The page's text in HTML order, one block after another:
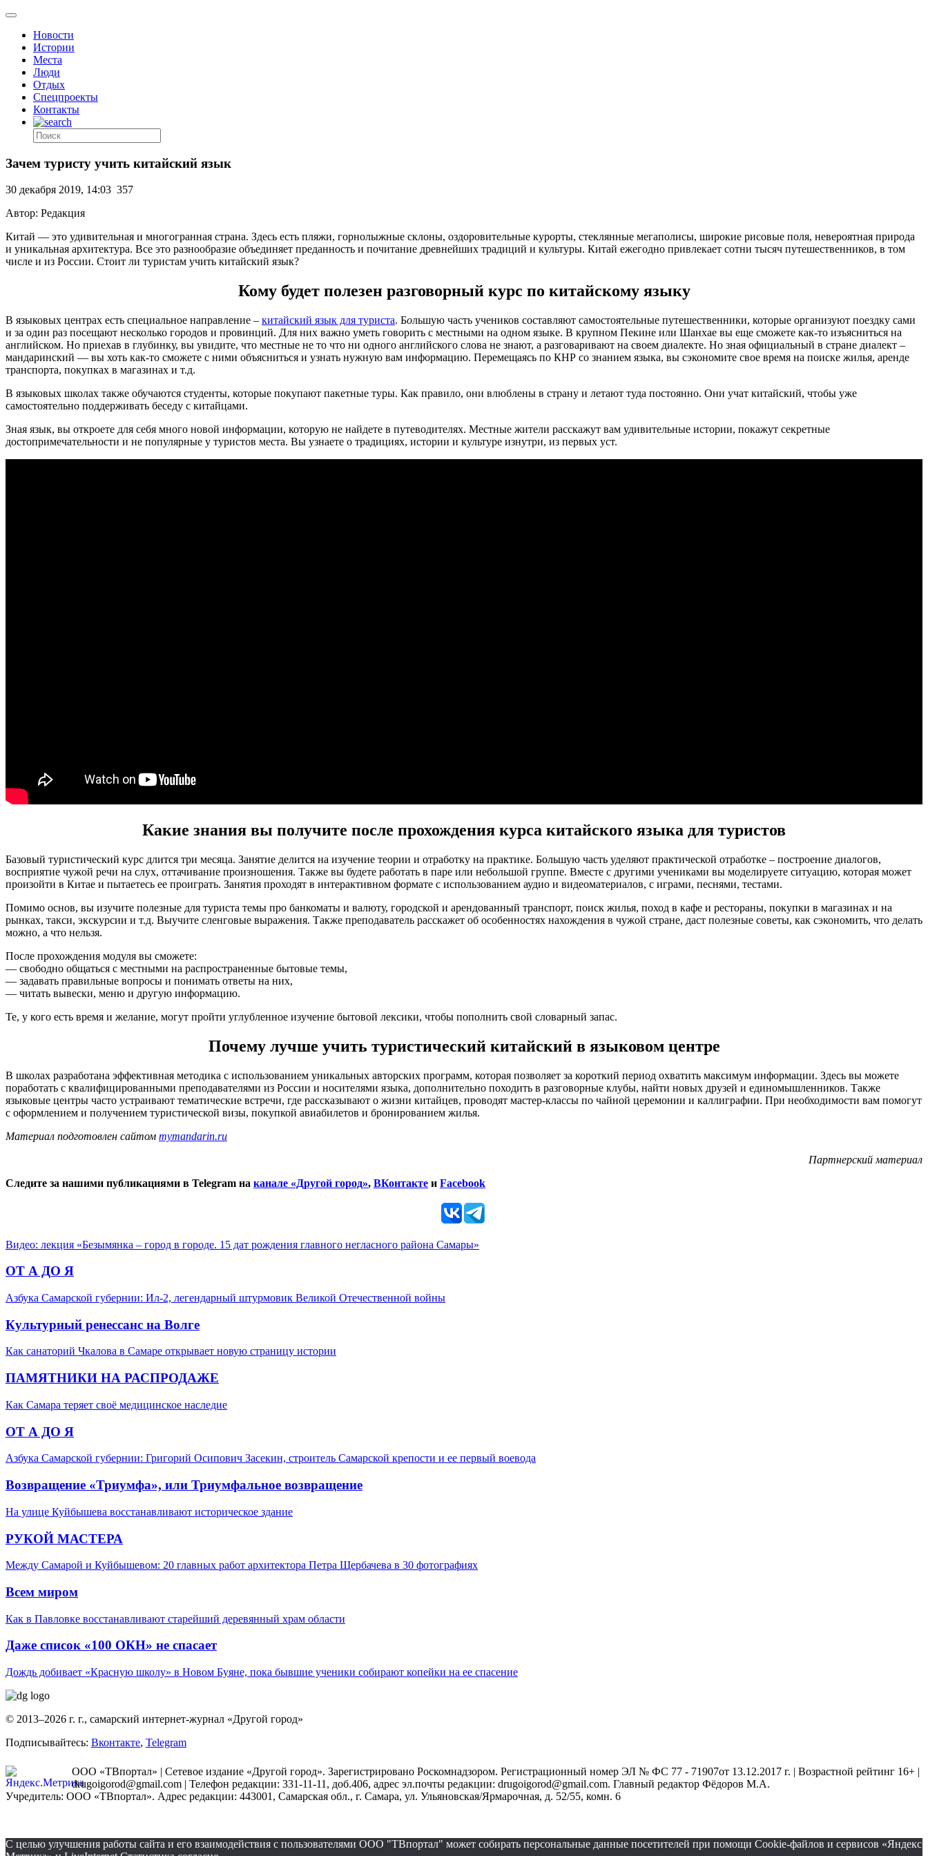
Новости
Истории
Места
Люди
Отдых
Спецпроекты
Контакты
Зачем туристу учить китайский язык
30 декабря 2019, 14:03 357
Автор: Редакция
Китай — это удивительная и многогранная страна. Здесь есть пляжи, горнолыжные склоны, оздоровительные курорты, стеклянные мегаполисы, широкие рисовые поля, невероятная природа
и уникальная архитектура. Все это разнообразие объединяет преданность и почитание древнейших традиций и культуры. Китай ежегодно привлекает сотни тысяч путешественников, в том
числе и из России. Стоит ли туристам учить китайский язык?
Кому будет полезен разговорный курс по китайскому языку
В языковых центрах есть специальное направление – китайский язык для туриста. Большую часть учеников составляют самостоятельные путешественники, которые организуют поездку сами
и за один раз посещают несколько городов и провинций. Для них важно уметь говорить с местными на одном языке. В крупном Пекине или Шанхае вы еще сможете как-то изъясниться на
английском. Но приехав в глубинку, вы увидите, что местные не то что ни одного английского слова не знают, а разговаривают на своем диалекте. Но зная официальный в стране диалект –
мандаринский — вы хоть как-то сможете с ними объясниться и узнать нужную вам информацию. Перемещаясь по КНР со знанием языка, вы сэкономите свое время на поиске жилья, аренде
транспорта, покупках в магазинах и т.д.
В языковых школах также обучаются студенты, которые покупают пакетные туры. Как правило, они влюблены в страну и летают туда постоянно. Они учат китайский, чтобы уже
самостоятельно поддерживать беседу с китайцами.
Зная язык, вы откроете для себя много новой информации, которую не найдете в путеводителях. Местные жители расскажут вам удивительные истории, покажут секретные
достопримечательности и не популярные у туристов места. Вы узнаете о традициях, истории и культуре изнутри, из первых уст.
Какие знания вы получите после прохождения курса китайского языка для туристов
Базовый туристический курс длится три месяца. Занятие делится на изучение теории и отработку на практике. Большую часть уделяют практической отработке – построение диалогов,
восприятие чужой речи на слух, оттачивание произношения. Также вы будете работать в паре или небольшой группе. Вместе с другими учениками вы моделируете ситуацию, которая может
произойти в Китае и пытаетесь ее проиграть. Занятия проходят в интерактивном формате с использованием аудио и видеоматериалов, с играми, песнями, тестами.
Помимо основ, вы изучите полезные для туриста темы про банкоматы и валюту, городской и арендованный транспорт, поиск жилья, поход в кафе и рестораны, покупки в магазинах и на
рынках, такси, экскурсии и т.д. Выучите сленговые выражения. Также преподаватель расскажет об особенностях нахождения в чужой стране, даст полезные советы, как сэкономить, что делать
можно, а что нельзя.
После прохождения модуля вы сможете:
— свободно общаться с местными на распространенные бытовые темы,
— задавать правильные вопросы и понимать ответы на них,
— читать вывески, меню и другую информацию.
Те, у кого есть время и желание, могут пройти углубленное изучение бытовой лексики, чтобы пополнить свой словарный запас.
Почему лучше учить туристический китайский в языковом центре
В школах разработана эффективная методика с использованием уникальных авторских программ, которая позволяет за короткий период охватить максимум информации. Здесь вы можете
поработать с квалифицированными преподавателями из России и носителями языка, дополнительно походить в разговорные клубы, найти новых друзей и единомышленников. Также
языковые центры часто устраивают тематические встречи, где рассказывают о жизни китайцев, проводят мастер-классы по чайной церемонии и каллиграфии. При необходимости вам помогут
с оформлением и получением туристической визы, покупкой авиабилетов и бронированием жилья.
Материал подготовлен сайтом mymandarin.ru
Партнерский материал
Следите за нашими публикациями в Telegram на канале «Другой город», ВКонтакте и Facebook
Видео: лекция «Безымянка – город в городе. 15 дат рождения главного негласного района Самары»
ОТ А ДО Я
Азбука Самарской губернии: Ил-2, легендарный штурмовик Великой Отечественной войны
Культурный ренессанс на Волге
Как санаторий Чкалова в Самаре открывает новую страницу истории
ПАМЯТНИКИ НА РАСПРОДАЖЕ
Как Самара теряет своё медицинское наследие
ОТ А ДО Я
Азбука Самарской губернии: Григорий Осипович Засекин, строитель Самарской крепости и ее первый воевода
Возвращение «Триумфа», или Триумфальное возвращение
На улице Куйбышева восстанавливают историческое здание
РУКОЙ МАСТЕРА
Между Самарой и Куйбышевом: 20 главных работ архитектора Петра Щербачева в 30 фотографиях
Всем миром
Как в Павловке восстанавливают старейший деревянный храм области
Даже список «100 ОКН» не спасает
Дождь добивает «Красную школу» в Новом Буяне, пока бывшие ученики собирают копейки на ее спасение
© 2013–2026 г. г., самарский интернет-журнал «Другой город»
Подписывайтесь: Вконтакте, Telegram
ООО «ТВпортал» | Сетевое издание «Другой город». Зарегистрировано Роскомнадзором. Регистрационный номер ЭЛ № ФС 77 - 71907от 13.12.2017 г. | Возрастной рейтинг 16+ |
drugoigorod@gmail.com | Телефон редакции: 331-11-11, доб.406, адрес эл.почты редакции: drugoigorod@gmail.com. Главный редактор Фёдоров М.А.
Учредитель: ООО «ТВпортал». Адрес редакции: 443001, Самарская обл., г. Самара, ул. Ульяновская/Ярмарочная, д. 52/55, комн. 6
С целью улучшения работы сайта и его взаимодействия с пользователями ООО "ТВпортал" может собирать персональные данные посетителей при помощи Cookie-файлов и сервисов «Яндекс